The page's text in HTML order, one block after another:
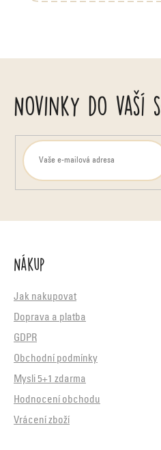
Novinky do vaší
Nákup
Jak nakupovat
Doprava a platba
GDPR
Obchodní podmínky
Mysli 5+1 zdarma
Hodnocení obchodu
Vrácení zboží